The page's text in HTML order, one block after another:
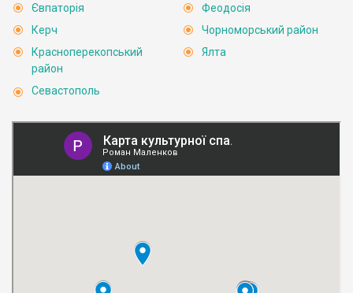
Євпаторія
Керч
Красноперекопський
район
Севастополь
Феодосія
Чорноморський район
Ялта